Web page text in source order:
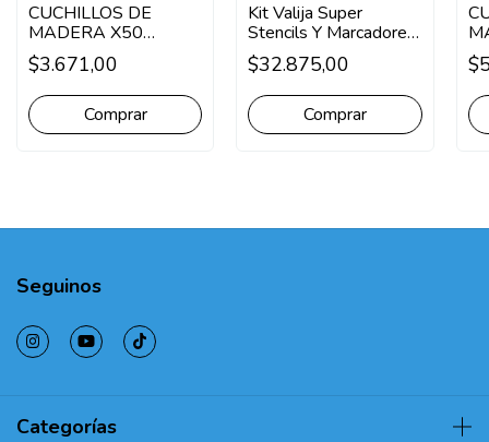
CUCHILLOS DE
MADERA X50
UNIDADES
$3.671,00
Kit Valija Super
Stencils Y Marcadores
Trabi Para Pintar
$32.875,00
Seguinos
Categorías